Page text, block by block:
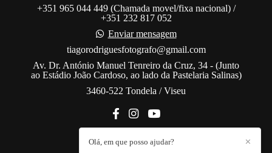
+351 965 044 449 (Chamada movel/fixa nacional) /
+351 232 817 052
Enviar mensagem
tiagorodriguesfotografo@gmail.com
Av. Dr. António Manuel Tenreiro da Cruz, 34 - (Junto
ao Estádio João Cardoso, ao lado da Pastelaria Salinas)
3460-522 Tondela / Viseu
✕
Olá, em que posso ajudar?